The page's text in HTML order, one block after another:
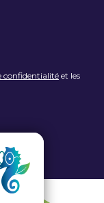
confidentialité et les